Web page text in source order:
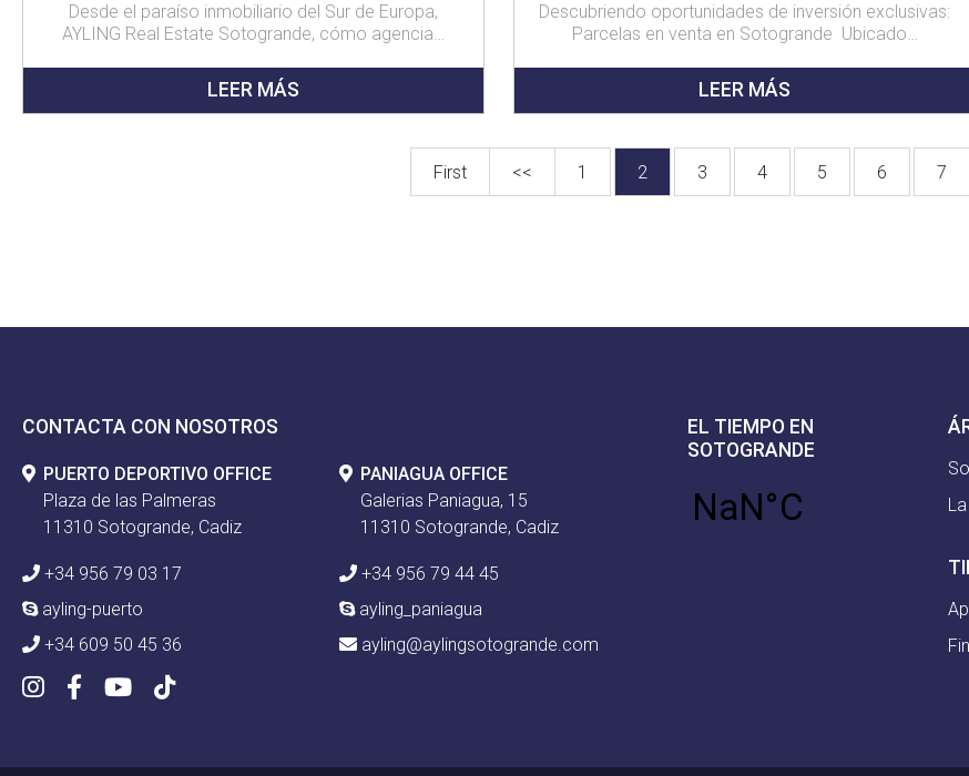
Desde el paraíso inmobiliario del Sur de Europa,
AYLING Real Estate Sotogrande, cómo agencia…
LEER MÁS
Descubriendo oportunidades de inversión exclusivas:
Parcelas en venta en Sotogrande Ubicado…
LEER MÁS
First << 1 2 3 4 5 6 7
CONTACTA CON NOSOTROS
PUERTO DEPORTIVO OFFICE
Plaza de las Palmeras
11310 Sotogrande, Cadiz
+34 956 79 03 17
ayling-puerto
+34 609 50 45 36
PANIAGUA OFFICE
Galerias Paniagua, 15
11310 Sotogrande, Cadiz
+34 956 79 44 45
ayling_paniagua
ayling@aylingsotogrande.com
EL TIEMPO EN
SOTOGRANDE